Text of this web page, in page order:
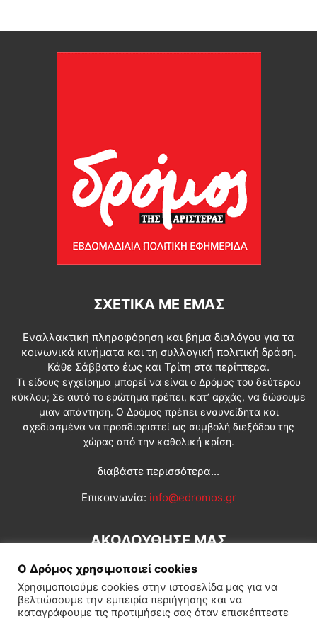
ΣΧΕΤΙΚΆ ΜΕ ΕΜΆΣ
Εναλλακτική πληροφόρηση και βήμα διαλόγου για τα
κοινωνικά κινήματα και τη συλλογική πολιτική δράση.
Κάθε Σάββατο έως και Τρίτη στα περίπτερα.
Τι είδους εγχείρημα μπορεί να είναι ο Δρόμος του δεύτερου
κύκλου; Σε αυτό το ερώτημα πρέπει, κατ’ αρχάς, να δώσουμε
μιαν απάντηση. Ο Δρόμος πρέπει ενσυνείδητα και
σχεδιασμένα να προσδιοριστεί ως συμβολή διεξόδου της
χώρας από την καθολική κρίση.
διαβάστε περισσότερα...
Επικοινωνία: info@edromos.gr
ΑΚΟΛΟΥΘΗΣΕ ΜΑΣ
Ο Δρόμος χρησιμοποιεί cookies
Χρησιμοποιούμε cookies στην ιστοσελίδα μας για να
βελτιώσουμε την εμπειρία περιήγησης και να
καταγράφουμε τις προτιμήσεις σας όταν επισκέπτεστε